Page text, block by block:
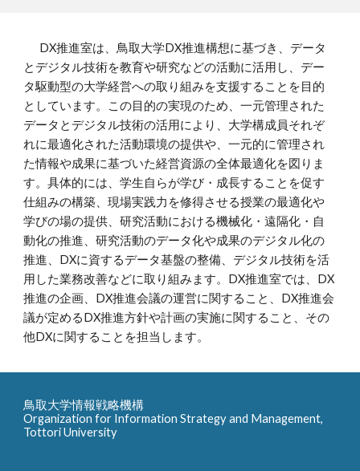
DX推進室は、鳥取大学DX推進構想に基づき、データ
とデジタル技術を教育や研究などの活動に活用し、デー
タ駆動型の大学経営への取り組みを支援することを目的
としています。この目的の実現のため、一元管理された
データとデジタル技術の活用により、大学構成員それぞ
れに最適化された活動環境の提供や、一元的に管理され
た情報や成果に基づいた経営資源の全体最適化を図りま
す。具体的には、学生自らが学び・成長することを促す
仕組みの構築、現場実践力を修得させる授業の最適化や
学びの場の提供、研究活動における機械化・遠隔化・自
動化の推進、研究活動のデータ化や成果のデジタル化の
推進、DXに資するデータ基盤の整備、デジタル技術を活
用した業務改善などに取り組みます。DX推進室では、DX
推進の企画、DX推進会議の運営に関すること、DX推進会
議が定めるDX推進方針や計画の実施に関すること、その
他DXに関することを担当します。
鳥取大学情報戦略機構
Organization for Information Strategy and Management,
Tottori University